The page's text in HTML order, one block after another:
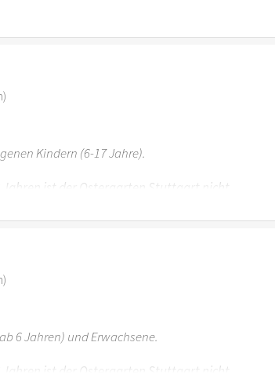
ist der Ostergarten Stuttgart nicht
Kindern (6-17 Jahre).
Jahren ist der Ostergarten Stuttgart nicht
6 Jahren) und Erwachsene.
Jahren ist der Ostergarten Stuttgart nicht